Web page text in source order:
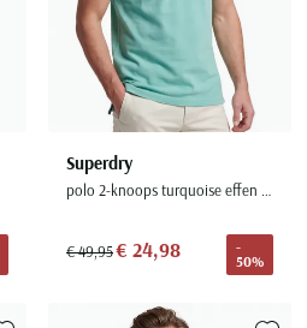
Superdry
polo 2-knoops turquoise effen pique
€ 49,95€ 24,98
-
50%